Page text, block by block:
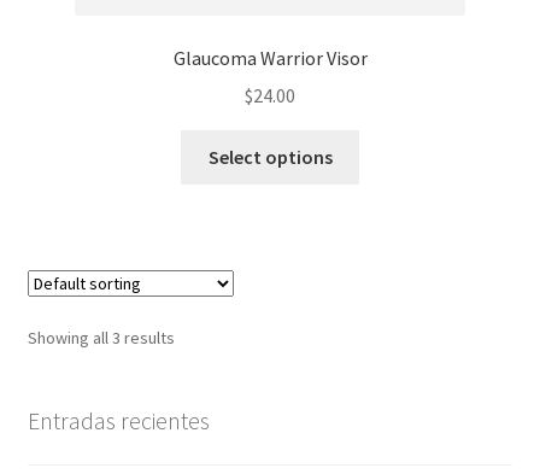
Glaucoma Warrior Visor
$24.00
Select options
Showing all 3 results
Entradas recientes